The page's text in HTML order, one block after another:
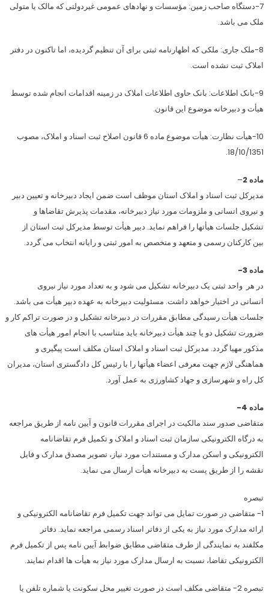
7-دستگاه صاحب زمین: مؤسسات و نهادهای عمومی غیردولتی که مالک یا متولی
ملک می باشد.
8-ملک جاری: ملکی که اظهارنامه ثبتی برای آن تنظیم گردیده، اما تاکنون در دفتر
املاک ثبت نشده است.
9-بانک اطلاعات: بانک حاوی اطلاعات املاک در زمینه اقدامات انجام شده توسط
هیأت و دبیرخانه موضوع این قانون.
10-هیأت نظارت: هیأت موضوع ماده 6 قانون اصلاح ثبت اسناد و املاک، مصوب
18/10/1351.
ماده 2
–
مدیرکل ثبت اسناد و املاک استان موظف است ضمن ایجاد دبیرخانه و تعیین دبیر
و نیروی انسانی و ملزومات مورد نیاز دبیرخانه، مقدمات پذیرش تقاضاها و
تشکیل جلسات هیأتها را فراهم نماید. دبیر هیأت توسط مدیرکل ثبت استان از
بین کارکنان رسمی و متعهد و متخصص به امور ثبتی و رایانه انتخاب می گردد.
ماده 3-
در هر واحد ثبتی یک دبیرخانه تشکیل می شود و به تعداد مورد نیاز نیروی
انسانی در اختیار خواهد داشت. مسئولیت دبیرخانه به عهده دبیر هیأت می باشد.
جلسات هیأت رسیدگی مطابق مقررات در دبیرخانه تشکیل و در صورت تراکم کار و
ضرورت تشکیل دو یا چند هیأت دبیرخانه باید متناسب با انجام امور هیأت های
مذکور مهیا گردد. مدیرکل ثبت اسناد و املاک استان مکلف است پیگیری و
هماهنگی لازم جهت معرفی اعضاء هیأتها را با رئیس کل دادگستری استان، مدیران
کل راه و شهرسازی و جهاد کشاورزی به عمل آورد.
ماده 4-
متقاضی صدور سند مالکیت در اجرای مقررات قانون و آیین نامه از طریق مراجعه
به درگاه الکترونیکی سازمان ثبت اسناد و املاک و تکمیل فرم تقاضانامه
الکترونیکی و اسکن مدارک و مستندات مورد نیاز، تصویر مصدق مدارک و فایل
نقشه را از طریق پست به دبیرخانه هیأت ارسال می نماید.
تبصره
1- متقاضی در صورت تمایل می تواند جهت تکمیل فرم تقاضانامه الکترونیکی و
ارائه مدارک مورد نیاز به یکی از دفاتر اسناد رسمی مراجعه نماید. دفاتر
مکلفند به نمایندگی از طرف متقاضی مطابق ضوابط آیین نامه پس از تکمیل فرم
الکترونیکی تقاضا، نسبت به ارسال مدارک مورد نیاز به هیأت ها اقدام نمایند.
تبصره 2- متقاضی مکلف است در صورت تغییر محل سکونت یا شماره تلفن یا